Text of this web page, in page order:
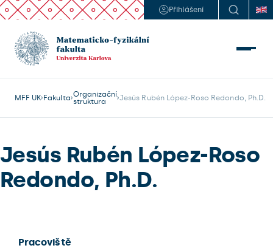
Přihlášení
MFF UK Fakulta Organizační
struktura
Jesús Rubén López-Roso Redondo, Ph.D.
Jesús Rubén López-Roso
Redondo, Ph.D.
Pracoviště